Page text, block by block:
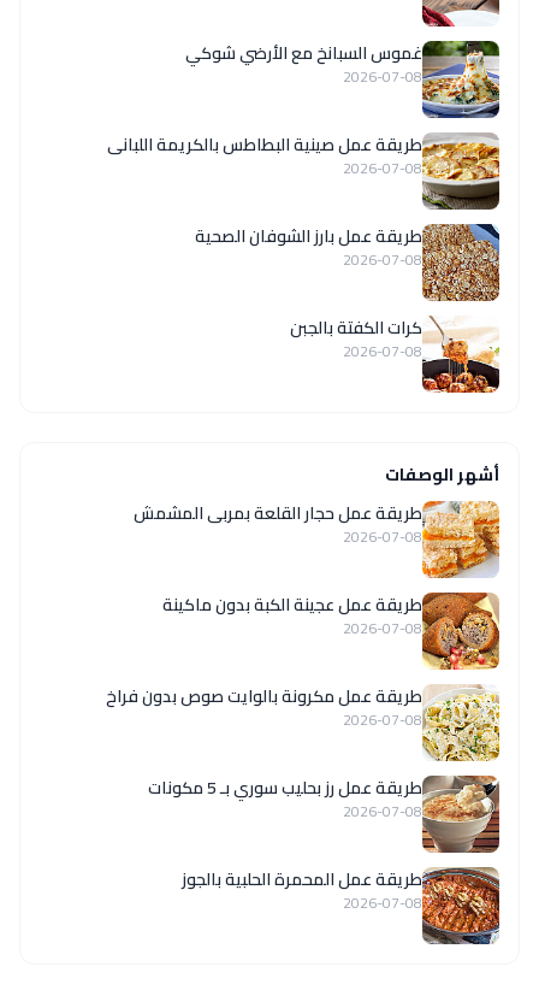
غموس السبانخ مع الأرضي شوكي
2026-07-08
طريقة عمل صينية البطاطس بالكريمة اللبانى
2026-07-08
طريقة عمل بارز الشوفان الصحية
2026-07-08
كرات الكفتة بالجبن
2026-07-08
أشهر الوصفات
طريقة عمل حجار القلعة بمربى المشمش
2026-07-08
طريقة عمل عجينة الكبة بدون ماكينة
2026-07-08
طريقة عمل مكرونة بالوايت صوص بدون فراخ
2026-07-08
طريقة عمل رز بحليب سوري بـ 5 مكونات
2026-07-08
طريقة عمل المحمرة الحلبية بالجوز
2026-07-08